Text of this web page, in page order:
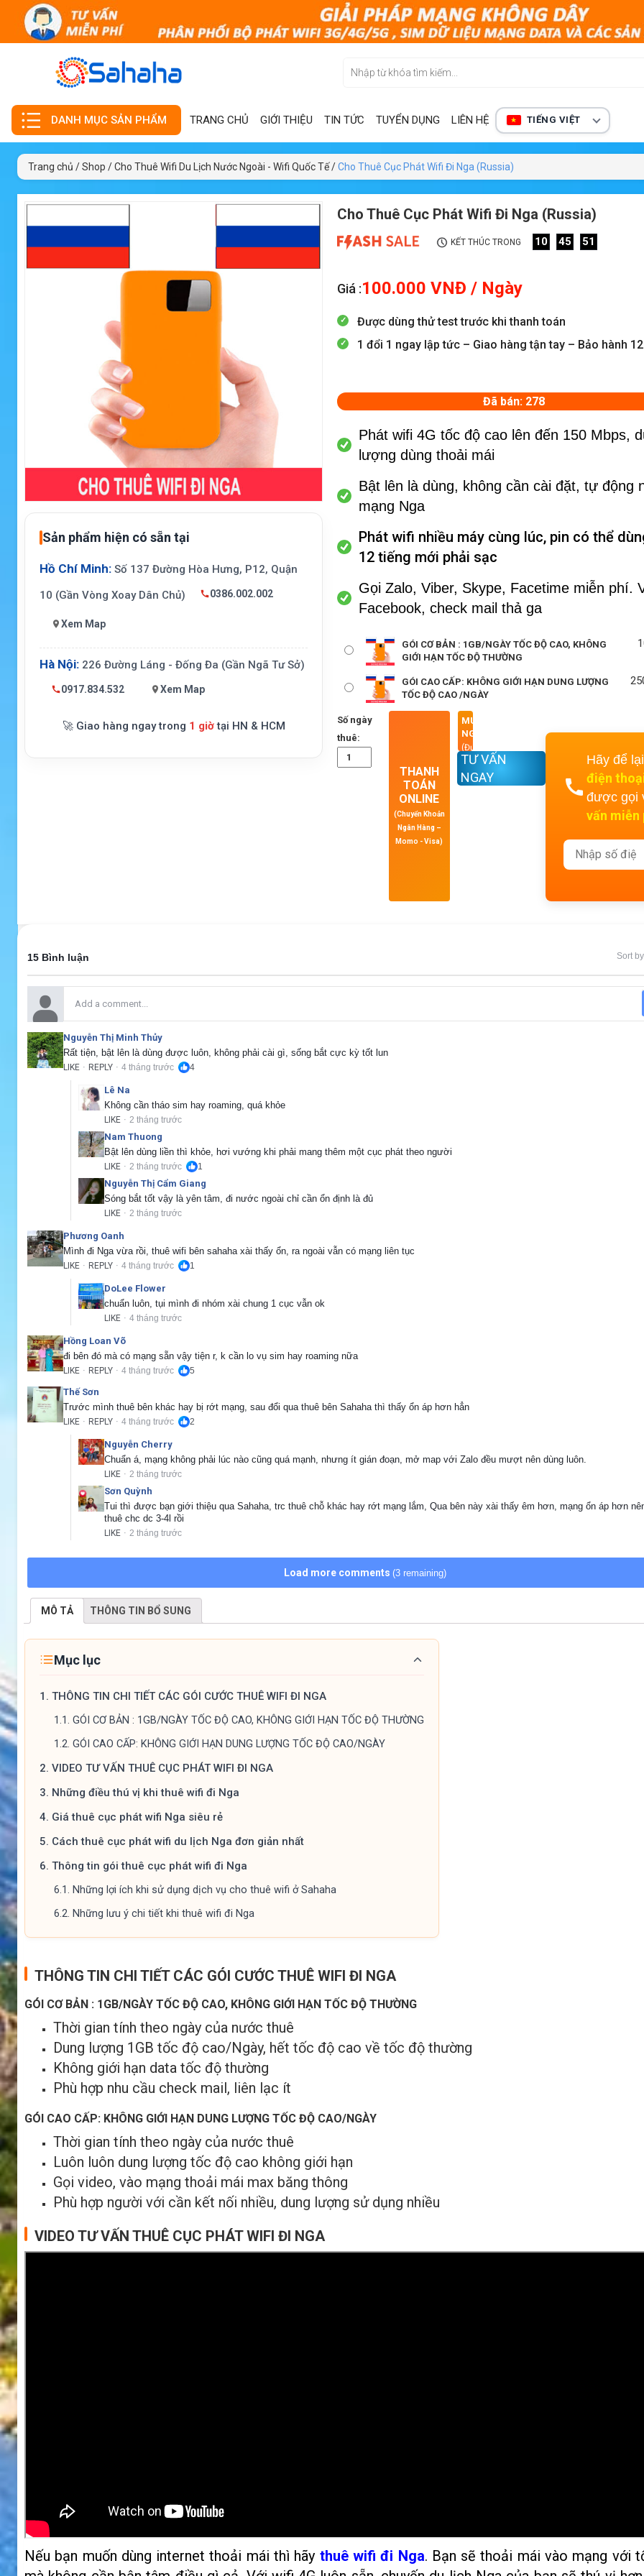
DANH MỤC SẢN PHẨM TRANG CHỦ GIỚI THIỆU TIN TỨC TUYỂN DỤNG LIÊN HỆ TIẾNG VIỆT
Trang chủ /Shop /Cho Thuê Wifi Du Lịch Nước Ngoài - Wifi Quốc Tế/Cho Thuê Cục Phát Wifi Đi Nga (Russia)
Sản phẩm hiện có sẵn tại
Hồ Chí Minh: Số 137 Đường Hòa Hưng, P12, Quận
10 (Gần Vòng Xoay Dân Chủ)
0386.002.002
Xem Map
Hà Nội: 226 Đường Láng - Đống Đa (Gần Ngã Tư Sở)
0917.834.532 Xem Map
🚀 Giao hàng ngay trong 1 giờtại HN & HCM
Cho Thuê Cục Phát Wifi Đi Nga (Russia)
KẾT THÚC TRONG 10 45 49
Giá :100.000VNĐ / Ngày
Được dùng thử test trước khi thanh toán
1 đổi 1 ngay lập tức – Giao hàng tận tay – Bảo hành
Đã bán: 278
Phát wifi 4G tốc độ cao lên đến 150 Mbps,
lượng dùng thoải mái
Bật lên là dùng, không cần cài đặt, tự động
mạng Nga
Phát wifi nhiều máy cùng lúc, pin có thể
12 tiếng mới phải sạc
Gọi Zalo, Viber, Skype, Facetime miễn phí.
Facebook, check mail thả ga
GÓI CƠ BẢN : 1GB/NGÀY TỐC ĐỘ CAO, KHÔNG
GIỚI HẠN TỐC ĐỘ THƯỜNG
GÓI CAO CẤP: KHÔNG GIỚI HẠN DUNG LƯỢNG
TỐC ĐỘ CAO /NGÀY
Số ngày
thuê:
THANH
TOÁN
ONLINE
(Chuyển Khoản
Ngân Hàng –
Momo - Visa)
MUA
NGAY
(Được
dùng
thử
trước
TƯ VẤN
NGAY
Hãy để
điện
được gọi
vấn miễn
15 Bình luận Sort by
Nguyễn Thị Minh Thủy
Rất tiện, bật lên là dùng được luôn, không phải cài gì, sống bắt cực kỳ tốt lun
LIKE · REPLY · 4 tháng trước 4
Lê Na
Không cần tháo sim hay roaming, quá khỏe
LIKE · 2 tháng trước
Nam Thuong
Bật lên dùng liền thì khỏe, hơi vướng khi phải mang thêm một cục phát theo người
LIKE · 2 tháng trước 1
Nguyễn Thị Cẩm Giang
Sóng bắt tốt vậy là yên tâm, đi nước ngoài chỉ cần ổn định là đủ
LIKE · 2 tháng trước
Phương Oanh
Mình đi Nga vừa rồi, thuê wifi bên sahaha xài thấy ổn, ra ngoài vẫn có mạng liên tục
LIKE · REPLY · 4 tháng trước 1
DoLee Flower
chuẩn luôn, tụi mình đi nhóm xài chung 1 cục vẫn ok
LIKE · 4 tháng trước
Hồng Loan Võ
đi bên đó mà có mạng sẵn vậy tiện r, k cần lo vụ sim hay roaming nữa
LIKE · REPLY · 4 tháng trước 5
Thế Sơn
Trước mình thuê bên khác hay bị rớt mạng, sau đổi qua thuê bên Sahaha thì thấy ổn áp hơn hẳn
LIKE · REPLY · 4 tháng trước 2
Nguyễn Cherry
Chuẩn á, mạng không phải lúc nào cũng quá mạnh, nhưng ít gián đoạn, mở map với Zalo đều mượt nên dùng luôn.
LIKE · 2 tháng trước
Sơn Quỳnh
Tui thì được bạn giới thiệu qua Sahaha, trc thuê chỗ khác hay rớt mạng lắm, Qua bên này xài thấy êm hơn, mạng ổn áp hơn
thuê chc dc 3-4l rồi
LIKE · 2 tháng trước
Load more comments (3 remaining)
MÔ TẢ THÔNG TIN BỔ SUNG
Mục lục
1. THÔNG TIN CHI TIẾT CÁC GÓI CƯỚC THUÊ WIFI ĐI NGA
1.1. GÓI CƠ BẢN : 1GB/NGÀY TỐC ĐỘ CAO, KHÔNG GIỚI HẠN TỐC ĐỘ THƯỜNG
1.2. GÓI CAO CẤP: KHÔNG GIỚI HẠN DUNG LƯỢNG TỐC ĐỘ CAO/NGÀY
2. VIDEO TƯ VẤN THUÊ CỤC PHÁT WIFI ĐI NGA
3. Những điều thú vị khi thuê wifi đi Nga
4. Giá thuê cục phát wifi Nga siêu rẻ
5. Cách thuê cục phát wifi du lịch Nga đơn giản nhất
6. Thông tin gói thuê cục phát wifi đi Nga
6.1. Những lợi ích khi sử dụng dịch vụ cho thuê wifi ở Sahaha
6.2. Những lưu ý chi tiết khi thuê wifi đi Nga
THÔNG TIN CHI TIẾT CÁC GÓI CƯỚC THUÊ WIFI ĐI NGA
GÓI CƠ BẢN : 1GB/NGÀY TỐC ĐỘ CAO, KHÔNG GIỚI HẠN TỐC ĐỘ THƯỜNG
Thời gian tính theo ngày của nước thuê
Dung lượng 1GB tốc độ cao/Ngày, hết tốc độ cao về tốc độ thường
Không giới hạn data tốc độ thường
Phù hợp nhu cầu check mail, liên lạc ít
GÓI CAO CẤP: KHÔNG GIỚI HẠN DUNG LƯỢNG TỐC ĐỘ CAO/NGÀY
Thời gian tính theo ngày của nước thuê
Luôn luôn dung lượng tốc độ cao không giới hạn
Gọi video, vào mạng thoải mái max băng thông
Phù hợp người với cần kết nối nhiều, dung lượng sử dụng nhiều
VIDEO TƯ VẤN THUÊ CỤC PHÁT WIFI ĐI NGA
Nếu bạn muốn dùng internet thoải mái thì hãy thuê wifi đi Nga. Bạn sẽ thoải mái vào mạng với